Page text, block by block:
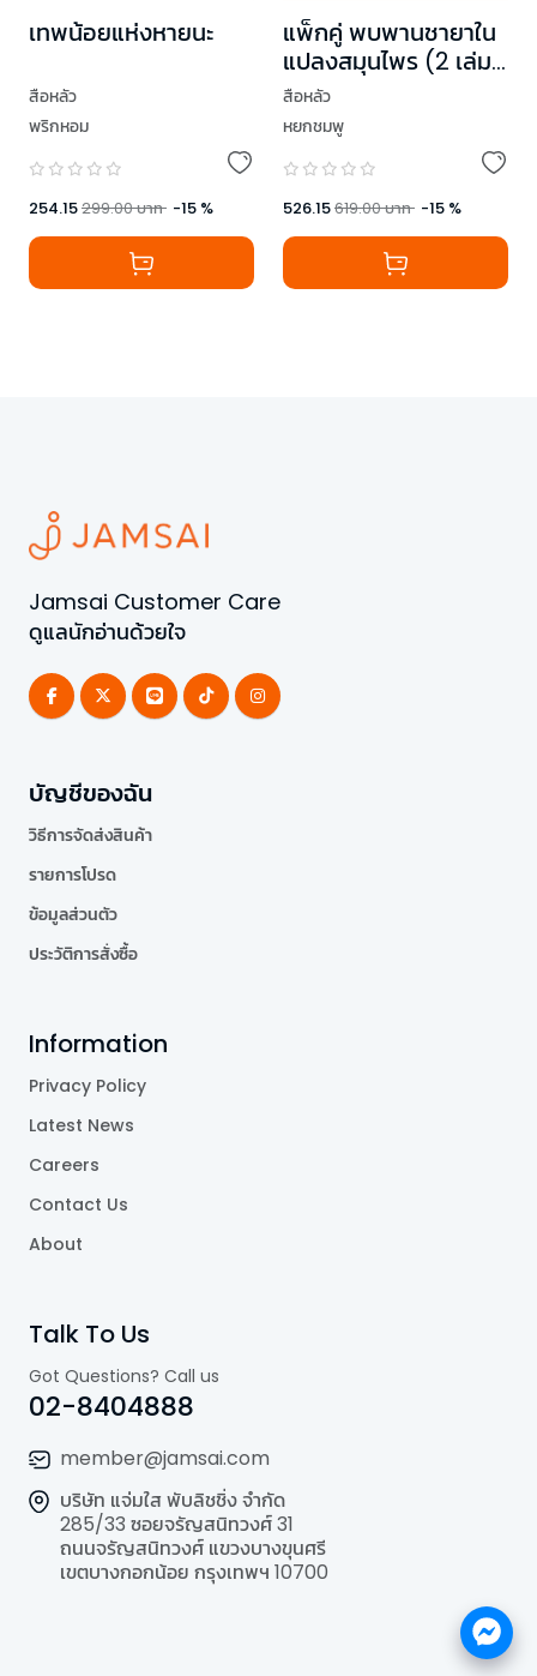
เทพน้อยแห่งหายนะ
สือหลัว
พริกหอม
254.15299.00บาท -15 %
แพ็กคู่ พบพานชายาใน
แปลงสมุนไพร (2 เล่ม
จบ)
สือหลัว
หยกชมพู
526.15619.00บาท -15 %
Jamsai Customer Care
ดูแลนักอ่านด้วยใจ
บัญชีของฉัน
วิธีการจัดส่งสินค้า
รายการโปรด
ข้อมูลส่วนตัว
ประวัติการสั่งซื้อ
Information
Privacy Policy
Latest News
Careers
Contact Us
About
Talk To Us
Got Questions? Call us
02-8404888
member@jamsai.com
บริษัท แจ่มใส พับลิชชิ่ง จำกัด
285/33 ซอยจรัญสนิทวงศ์ 31
ถนนจรัญสนิทวงศ์ แขวงบางขุนศรี
เขตบางกอกน้อย กรุงเทพฯ 10700